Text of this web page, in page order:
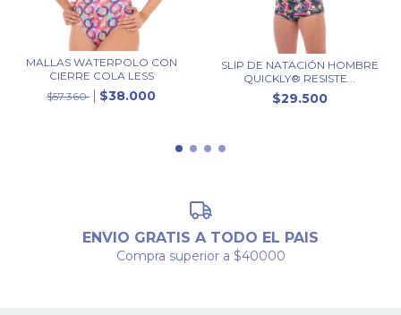
MALLAS WATERPOLO CON
CIERRE COLA LESS
$57.360
$38.000
SLIP DE NATACIÓN HOMBRE
QUICKLY® RESISTE...
$29.500
ENVIO GRATIS A TODO EL PAIS
Compra superior a $40000